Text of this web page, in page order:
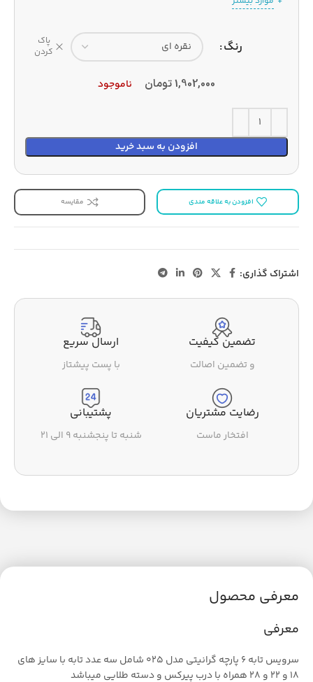
رنگ
پاک
کردن
1,902,000تومان ناموجود
افزودن به سبد خرید
افزودن به علاقه مندی مقایسه
اشتراک گذاری:
تضمین کیفیت
و تضمین اصالت
ارسال سریع
با پست پیشتاز
رضایت مشتریان
افتخار ماست
پشتیبانی
شنبه تا پنجشنبه ۹ الی ۲۱
معرفی محصول
معرفی
سرویس تابه 6 پارچه گرانیتی مدل 025 شامل سه عدد تابه با سایز های
18 و 22 و 28 همراه با درب پیرکس و دسته طلایی میباشد